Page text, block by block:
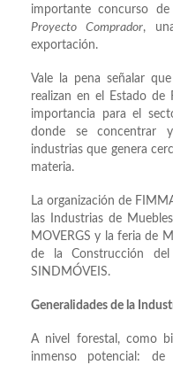
importante concurso
Proyecto Comprador,
exportación.
Vale la pena señalar
realizan en el Estado de
importancia para el
donde se concentrar
industrias que genera
materia.
La organización de
las Industrias de
MOVERGS y la feria de
de la Construcción
SINDMÓVEIS.
Generalidades de la
A nivel forestal, como
inmenso potencial: